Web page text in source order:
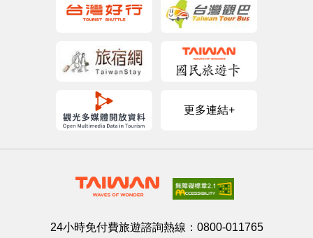
更多連結+
24小時免付費旅遊諮詢熱線： 0800-011765